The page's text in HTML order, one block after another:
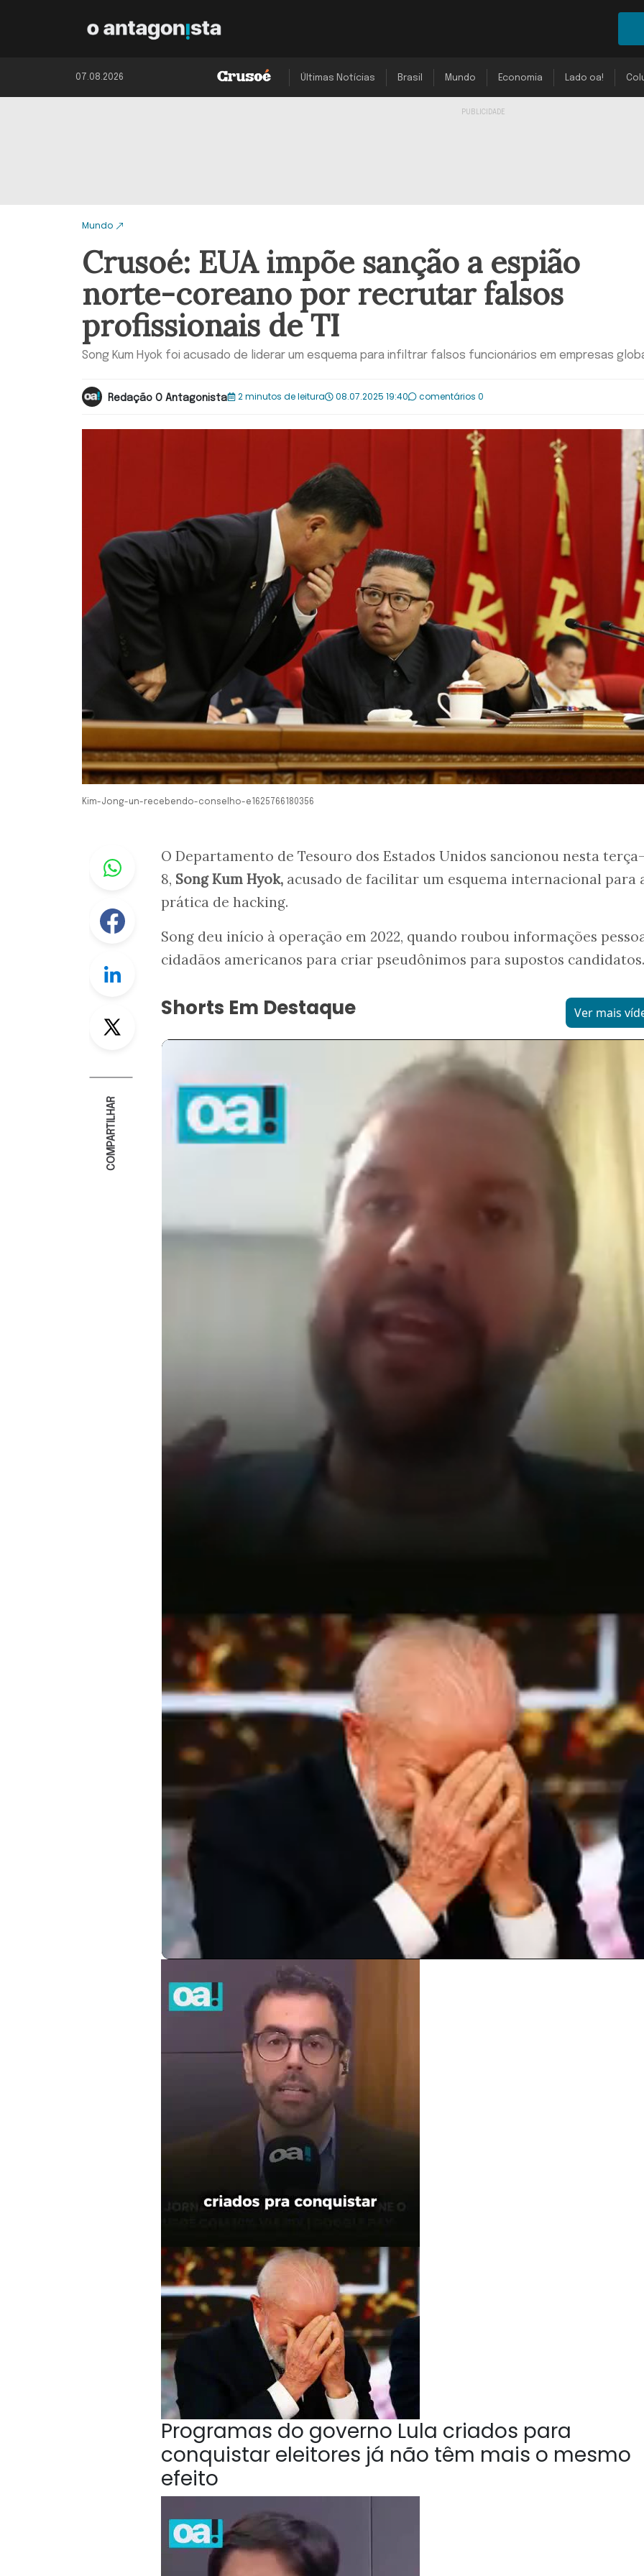
07.08.2026 Últimas Notícias Brasil Mundo Economia Lado oa!
Mundo
Crusoé: EUA impõe sanção a espião
norte-coreano por recrutar falsos
profissionais de TI
Song Kum Hyok foi acusado de liderar um esquema para infiltrar falsos funcionários em empresas
Redação O Antagonista 2 minutos de leitura 08.07.2025 19:40 comentários 0
Kim-Jong-un-recebendo-conselho-e1625766180356
Whastapp
Facebook
Linkedin
Twitter
COMPARTILHAR
O Departamento de Tesouro dos Estados Unidos sancionou nesta
8, Song Kum Hyok, acusado de facilitar um esquema internacional para
prática de hacking.
Song deu início à operação em 2022, quando roubou informações
cidadãos americanos para criar pseudônimos para supostos candidatos.
Shorts Em Destaque Ver mais
Programas do governo Lula criados para
conquistar eleitores já não têm mais o mesmo
efeito